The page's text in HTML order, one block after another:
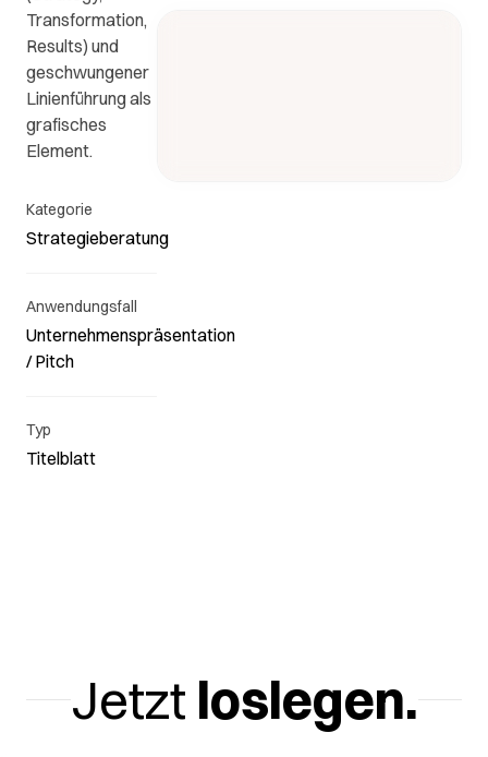
FAQs
Die
wichtigsten
Fragen
und
Transformation,
Results) und
geschwungener
Linienführung als
grafisches
Element.
Kategorie
Strategieberatung
Anwendungsfall
Unternehmenspräsentation
/ Pitch
Typ
Titelblatt
Jetzt loslegen.